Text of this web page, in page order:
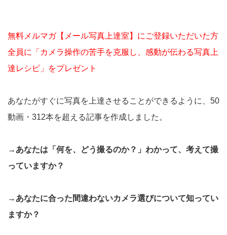
無料メルマガ【メール写真上達室】にご登録いただいた方
全員に「カメラ操作の苦手を克服し、感動が伝わる写真上
達レシピ」をプレゼント
あなたがすぐに写真を上達させることができるように、50
動画・312本を超える記事を作成しました。
→あなたは「何を、どう撮るのか？」わかって、考えて撮
っていますか？
→あなたに合った間違わないカメラ選びについて知ってい
ますか？